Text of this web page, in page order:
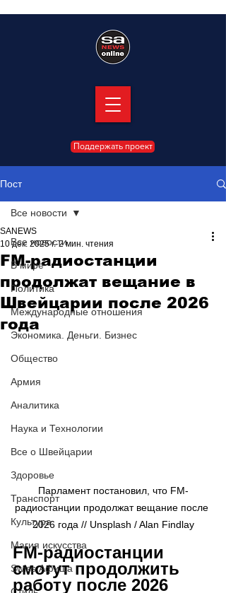
Поддержать проект
Пост
Все новости
В мире
Политика
Международные отношения
Экономика. Деньги. Бизнес
Общество
Армия
Аналитика
Наука и Технологии
Все о Швейцарии
Здоровье
Транспорт
Культура
Магия искусства
Swiss Афиша
Все новости
FM-радиостанции
продолжат вещание в
Швейцарии после 2026
года
SANEWS
10 дек. 2025 г. 2 мин. чтения
Парламент постановил, что FM-
радиостанции продолжат вещание после
2026 года // Unsplash / Alan Findlay
FM-радиостанции
смогут продолжить
работу после 2026